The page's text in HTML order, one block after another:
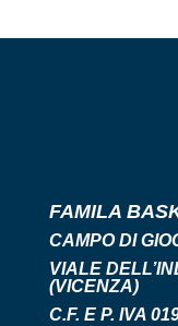
FAMILA
CAMPO DI
VIALE
(VICENZA)
C.F. E P. IVA